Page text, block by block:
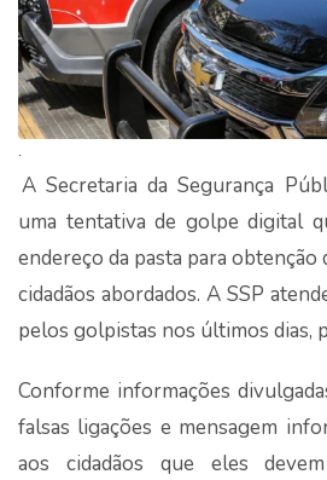
.
A Secretaria da Segurança
uma tentativa de golpe digital
endereço da pasta para obtenção
cidadãos abordados. A SSP
pelos golpistas nos últimos dias,
Conforme informações
falsas ligações e mensagem
aos cidadãos que eles